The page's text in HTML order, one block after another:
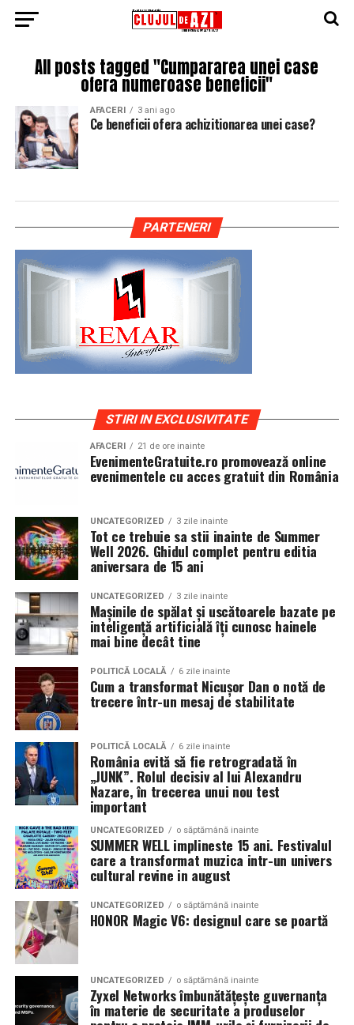
All posts tagged "Cumpararea unei case
ofera numeroase beneficii"
AFACERI 3 ani ago
Ce beneficii ofera achizitionarea unei case?
PARTENERI
STIRI IN EXCLUSIVITATE
AFACERI 21 de ore inainte
EvenimenteGratuite.ro promovează online
evenimentele cu acces gratuit din România
UNCATEGORIZED 3 zile inainte
Tot ce trebuie sa stii inainte de Summer
Well 2026. Ghidul complet pentru editia
aniversara de 15 ani
UNCATEGORIZED 3 zile inainte
Mașinile de spălat și uscătoarele bazate pe
inteligență artificială îți cunosc hainele
mai bine decât tine
POLITICĂ LOCALĂ 6 zile inainte
Cum a transformat Nicușor Dan o notă de
trecere într-un mesaj de stabilitate
POLITICĂ LOCALĂ 6 zile inainte
România evită să fie retrogradată în
„JUNK”. Rolul decisiv al lui Alexandru
Nazare, în trecerea unui nou test
important
UNCATEGORIZED o săptămână inainte
SUMMER WELL implineste 15 ani. Festivalul
care a transformat muzica intr-un univers
cultural revine in august
UNCATEGORIZED o săptămână inainte
HONOR Magic V6: designul care se poartă
UNCATEGORIZED o săptămână inainte
Zyxel Networks îmbunătățește guvernanța
în materie de securitate a produselor